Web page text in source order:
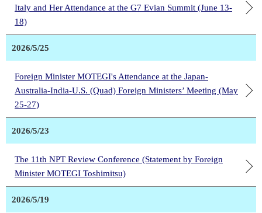
Italy and Her Attendance at the G7 Evian Summit (June 13-
18)
2026/5/25
Foreign Minister MOTEGI's Attendance at the Japan-
Australia-India-U.S. (Quad) Foreign Ministers’ Meeting (May
25-27)
2026/5/23
The 11th NPT Review Conference (Statement by Foreign
Minister MOTEGI Toshimitsu)
2026/5/19